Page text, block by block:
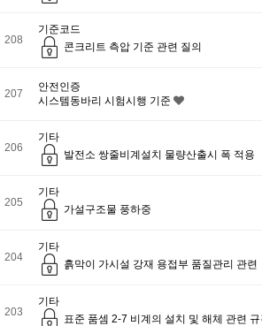
208
기준코드
콘크리트 측압 기준 관련 질의
207
안전인증
시스템동바리 시험시행 기준
206
기타
발전소 쌍줄비계설치 물량산출시 폭 적용
205
기타
가설구조물 풍하중
204
기타
흙막이 가시설 강재 용접부 품질관리 관련
203
기타
표준 품셈 2-7 비계의 설치 및 해체 관련